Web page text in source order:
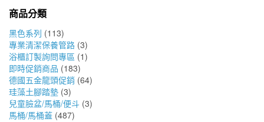
商品分類
黑色系列 (113)
專業清潔保養管路 (3)
浴櫃訂製詢問專區 (1)
即時促銷商品 (183)
德國五金龍頭促銷 (64)
珪藻土腳踏墊 (3)
兒童臉盆/馬桶/便斗 (3)
馬桶/馬桶蓋 (487)